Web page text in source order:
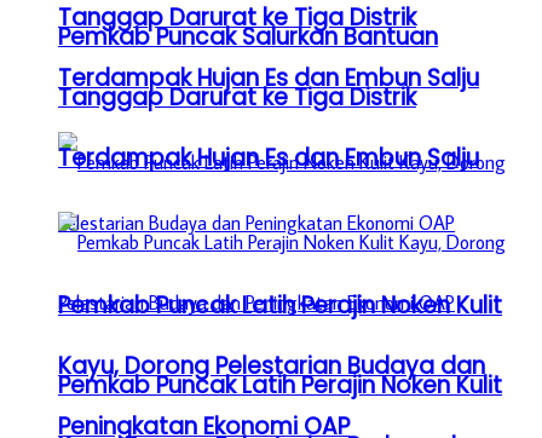
Tanggap Darurat ke Tiga Distrik
Terdampak Hujan Es dan Embun Salju
Pemkab Puncak Latih Perajin Noken Kulit
Kayu, Dorong Pelestarian Budaya dan
Peningkatan Ekonomi OAP
Pemkab Puncak Salurkan Bantuan
Tanggap Darurat ke Tiga Distrik
Terdampak Hujan Es dan Embun Salju
Pemkab Puncak Latih Perajin Noken Kulit